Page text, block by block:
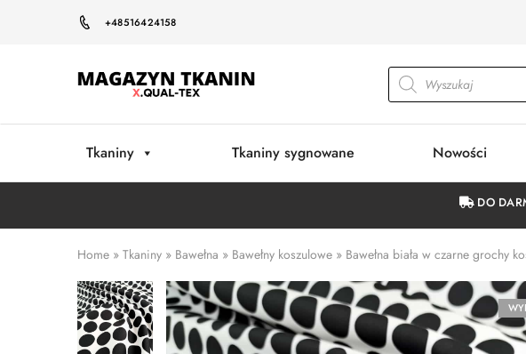
+48516424158
Magazyn
Tkaniny Tkaniny sygnowane Nowości
DO
Home » Tkaniny » Bawełna » Bawełny koszulowe » Bawełna biała w czarne grochy